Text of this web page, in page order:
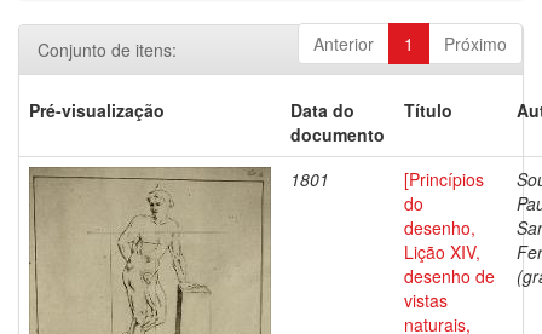
Anterior 1 Próximo
Conjunto de itens:
Pré-visualização
Data do
documento
Título
1801
[Princípios
do
desenho,
Lição XIV,
desenho de
vistas
naturais,